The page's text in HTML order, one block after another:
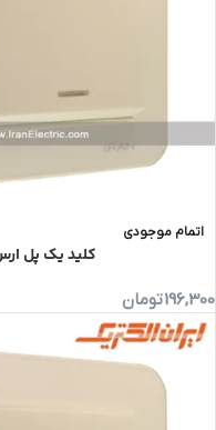
اتمام موجودی
کلید یک پل
196,300تومان